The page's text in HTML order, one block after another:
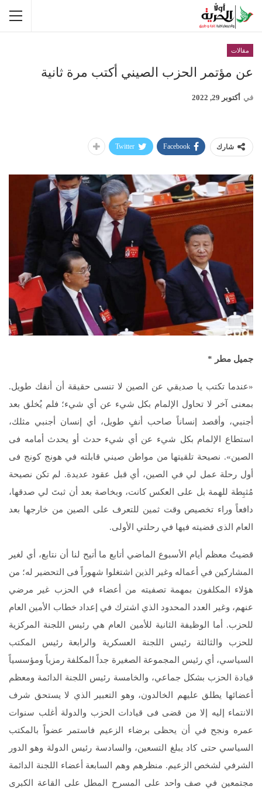
مقالات
عن مؤتمر الحزب الصيني أكتب مرة ثانية
في أكتوبر 29, 2022
شارك Facebook
Twitter
جميل مطر *
«عندما تكتب يا صديقي عن الصين لا تنسى حقيقة أن أنفك طويل.
بمعنى آخر لا تحاول الإلمام بكل شيء عن أي شيء؛ فلم يُخلق بعد
أجنبي، وأقصد إنساناً صاحب أنفٍ طويل، أي إنسان أجنبي مثلك،
استطاع الإلمام بكل شيء عن أي شيء حدث أو يحدث أمامه فى
الصين». نصيحة تلقيتها من مواطن صيني قابلته في هونج كونج فى
أول رحلة عمل لي في الصين، أي قبل عقود عديدة. لم تكن نصيحة
مُثبِطة للهمة بل على العكس كانت، وبخاصة بعد أن ثبتَ لي صدقها،
دافعاً وراء تخصيص وقت ثمين للتعرف على الصين من خارجها بعد
العام الذى قضيته فيها في رحلتي الأولى.
قضيتُ معظم أيام الأسبوع الماضي أتابع ما أتيح لنا أن نتابع، أي لغير
المشاركين في أعماله وغير الذين اشتغلوا شهوراً فى التحضير له؛ من
هؤلاء المكلفون بمهمة تصفيته من أعضاء في الحزب غير مرضي
عنهم، وغير العدد المحدود الذي اشترك في إعداد خطاب الأمين العام
للحزب. أما الوظيفة الثانية للأمين العام هي رئيس اللجنة المركزية
للحزب والثالثة رئيس اللجنة العسكرية والرابعة رئيس المكتب
السياسي، أي رئيس المجموعة الصغيرة جداً المكلفة رمزياً ومؤسسياً
قيادة الحزب بشكل جماعي، والخامسة رئيس اللجنة الدائمة ومعظم
أعضائها يطلق عليهم الخالدون، وهو التعبير الذي لا يستحق شرف
الانتماء إليه إلا من قضى فى قيادات الحزب والدولة أغلب سنوات
عمره ونجح في أن يحظى برضاء الزعيم فاستمر عضواً بالمكتب
السياسي حتى كاد يبلغ التسعين، والسادسة رئيس الدولة وهو الدور
الشرفي لشخص الزعيم. منظرهم وهم السابعة أعضاء اللجنة الدائمة
مجتمعين في صف واحد على المسرح المطل على القاعة الكبرى